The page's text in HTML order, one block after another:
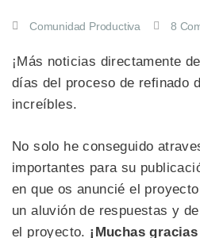
Comunidad Productiva 8
¡Más noticias directamente
días del proceso de refinado
increíbles.
No solo he conseguido
importantes para su
en que os anuncié el
un aluvión de respuestas y
el proyecto. ¡Muchas